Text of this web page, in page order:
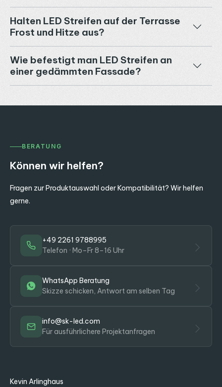
Halten LED Streifen auf der Terrasse
Frost und Hitze aus?
Wie befestigt man LED Streifen an
einer gedämmten Fassade?
BERATUNG
Können wir helfen?
Fragen zur Produktauswahl oder Kompatibilität? Wir helfen
gerne.
+49 2261 9788995
Telefon · Mo–Fr 8–16 Uhr
WhatsApp Beratung
Skizze schicken, Antwort am selben Tag
info@sk-led.com
Für ausführlichere Projektanfragen
Kevin Arlinghaus